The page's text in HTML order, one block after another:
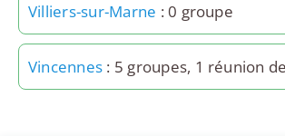
Villiers-sur-Marne : 0 groupe
Vincennes : 5 groupes, 1 réunion